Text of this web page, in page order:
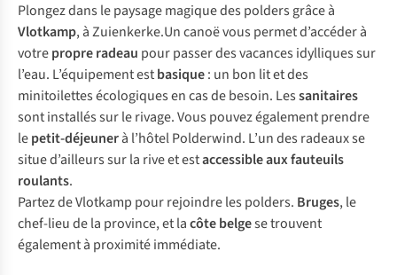
Plongez dans le paysage magique des polders grâce à
Vlotkamp, à Zuienkerke.Un canoë vous permet d’accéder à
votrepropreradeau pour passer des vacances idylliques sur
l’eau. L’équipement estbasique: un bon lit et des
minitoilettes écologiques en cas de besoin. Lessanitaires
sont installés sur le rivage. Vous pouvez également prendre
lepetit-déjeunerà l’hôtel Polderwind. L’un des radeaux se
situe d’ailleurs sur la rive et estaccessible aux fauteuils
roulants.
Partez de Vlotkamp pour rejoindre les polders. Bruges, le
chef-lieu de la province, et lacôte belgese trouvent
également à proximité immédiate.